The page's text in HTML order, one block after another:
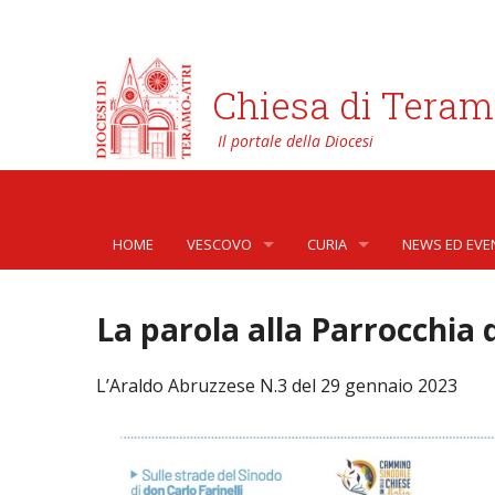
Chiesa di
HOME VESCOVO
LO STEMMA
LETTERE DEL VESCOVO AI GIOVANI DELLA
INTERVENTI
CURIA
SETTORI DELLA VITA
AFFARI
APOSTOLATO
ARCHIVIO
ORGANI DI PARTECIPAZIONE
CAPITOLI
NEWS ED
VIDEOGALLERY
La parola alla Parrocchia
L’Araldo Abruzzese N.3 del 29 gennaio 2023